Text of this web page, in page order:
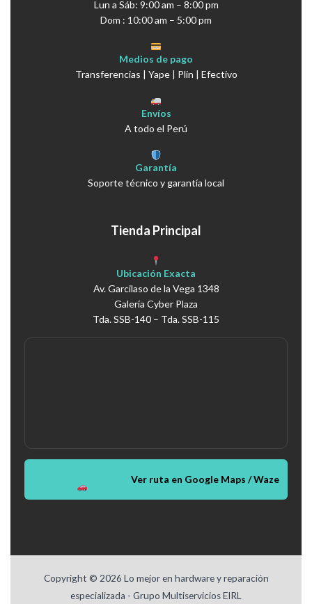
Lun a Sáb: 9:00 am – 8:00 pm
Dom : 10:00 am – 5:00 pm
Medios de pago
Transferencias | Yape | Plin | Efectivo
Envíos
A todo el Perú
Garantía
Soporte técnico y garantía local
Tienda Principal
Ubicación Exacta
Av. Garcilaso de la Vega 1348
Galería Cyber Plaza
Tda. SSB-140 – Tda. SSB-115
Ver ruta en Google Maps / Waze
Copyright © 2026 Lo mejor en hardware y reparación
especializada - Grupo Multiservicios EIRL